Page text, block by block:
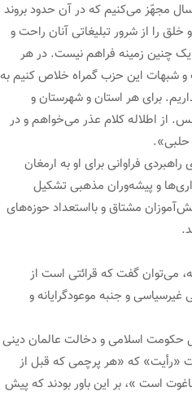
مجهّز می‌کنیم که در آن حدود بروند
را از شرور تبلیغاتی آنان راحت و
یک چنین زمینه فراهم نیست. در هر
و شبهات این حزب گمراه خلاص کنیم به
برای هر استان و شهرستان و
از اطلاله کلام عذر می‌خواهم و در
فراوانی برای او به ارمغان
و پیشه‌وران مذهبی تشکیل
مشتاق و بااستعداد حوزه‌های
می‌توان گفت که قرائتی است از
و جنبه موعودگرایانه و
اسلامی و دخالت عالمان دینی
«رأیت» که «هر پرچمی که قبل از
است »، بر این باور بودند که پیش